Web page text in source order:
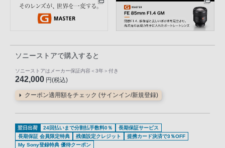
ソニーストアで購入すると
ソニーストアはメーカー保証内容 ＜3年＞ 付き
242,000 円(税込)
クーポン適用額をチェック (サインイン/新規登録)
翌日出荷 24回払いまで分割払手数料0％
長期保証サービス
長期保証 会員限定特典
残価設定クレジット
提携カード決済で3％OFF
My Sony登録特典 優待クーポン